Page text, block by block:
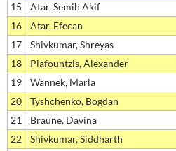
15
Atar, Semih Akif
16
Atar, Efecan
17
Shivkumar, Shreyas
18
Plafountzis, Alexander
19
Wannek, Marla
20
Tyshchenko, Bogdan
21
Braune, Davina
22
Shivkumar, Siddharth